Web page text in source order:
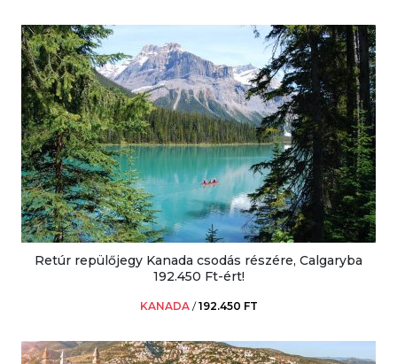
Retúr repülőjegy Kanada csodás részére, Calgaryba
192.450 Ft-ért!
KANADA /192.450 FT